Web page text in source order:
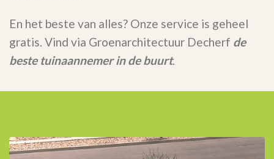
En het beste van alles? Onze service is geheel
gratis. Vind via Groenarchitectuur Decherf de
beste tuinaannemer in de buurt.